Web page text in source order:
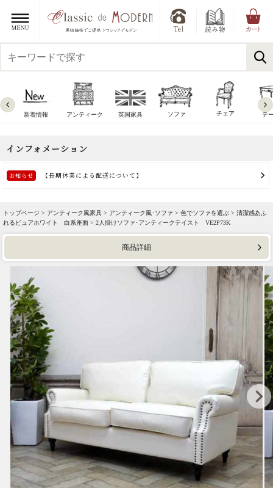
新着情報 アンティーク 英国家具 ソファ チェア テ
トップページ > アンティーク風家具 > アンティーク風･ソファ > 色でソファを選ぶ > 清潔感あふ
れるピュアホワイト 白系座面 > 2人掛けソファ･アンティークテイスト VE2P73K
商品詳細